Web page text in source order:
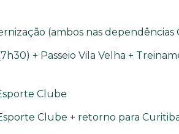
(ambos nas
+ Passeio Vila Velha +
Clube
Clube + retorno para